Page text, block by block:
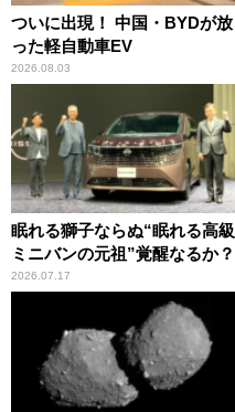
ついに出現！ 中国・BYDが放
った軽自動車EV
2026.08.03
眠れる獅子ならぬ“眠れる高級
ミニバンの元祖”覚醒なるか？
2026.07.17